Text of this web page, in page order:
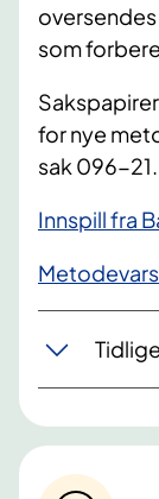
som
for nye
sak 096-21.
Innspill fra